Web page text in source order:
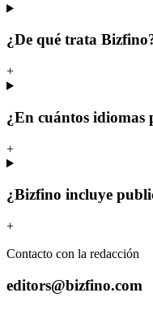
¿De qué trata
+
¿En cuántos idiomas
+
¿Bizfino incluye
+
Contacto con la redacción
editors@bizfino.com